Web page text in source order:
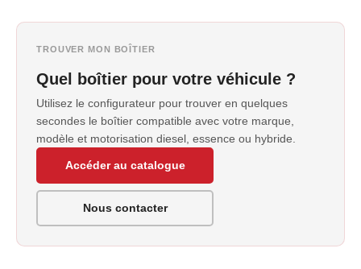
TROUVER MON BOÎTIER
Quel boîtier pour votre véhicule ?
Utilisez le configurateur pour trouver en quelques
secondes le boîtier compatible avec votre marque,
modèle et motorisation diesel, essence ou hybride.
Accéder au catalogue
Nous contacter